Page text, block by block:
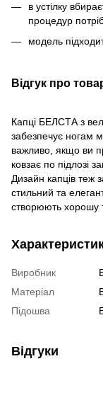
в устілку
процедур
модель
Відгук про
Капці БЕЛСТА з
забезпечує ногам
важливо, якщо ви
ковзає по підлозі
Дизайн капців теж
стильний та
створюють хорошу
Виробник
Матеріал
Підошва
Відгуки